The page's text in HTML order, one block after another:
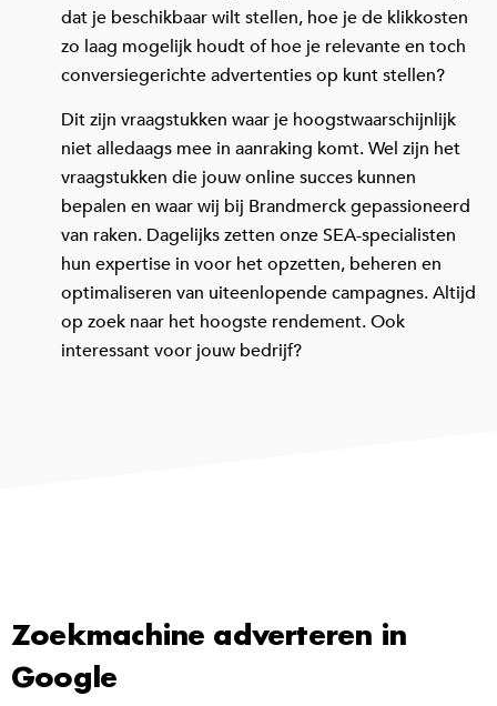
dat je beschikbaar wilt stellen, hoe je de klikkosten
zo laag mogelijk houdt of hoe je relevante en toch
conversiegerichte advertenties op kunt stellen?
Dit zijn vraagstukken waar je hoogstwaarschijnlijk
niet alledaags mee in aanraking komt. Wel zijn het
vraagstukken die jouw online succes kunnen
bepalen en waar wij bij Brandmerck gepassioneerd
van raken. Dagelijks zetten onze SEA-specialisten
hun expertise in voor het opzetten, beheren en
optimaliseren van uiteenlopende campagnes. Altijd
op zoek naar het hoogste rendement. Ook
interessant voor jouw bedrijf?
Zoekmachine adverteren in
Google